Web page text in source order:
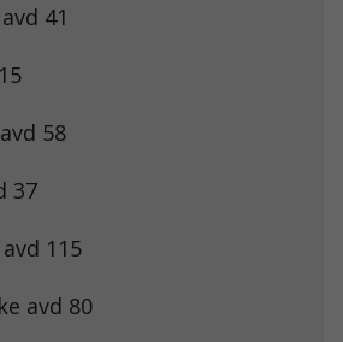
41
58
37
115
avd 80